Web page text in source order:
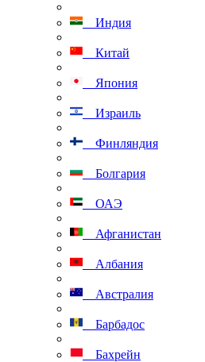
Индия
Китай
Япония
Израиль
Финляндия
Болгария
ОАЭ
Афганистан
Албания
Австралия
Барбадос
Бахрейн